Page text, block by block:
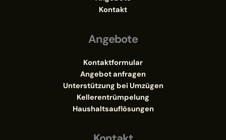
Kontakt
Angebote
Kontaktformular
Angebot anfragen
Unterstützung bei Umzügen
Kellerentrümpelung
Haushaltsauflösungen